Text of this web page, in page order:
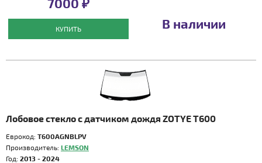
КУПИТЬ В наличии
Лобовое стекло с датчиком дождя ZOTYE T600
Еврокод: T600AGNBLPV
Производитель: LEMSON
Год: 2013 - 2024